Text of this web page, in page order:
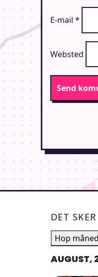
E-mail *
Websted
DET
Hop
AUGUST,